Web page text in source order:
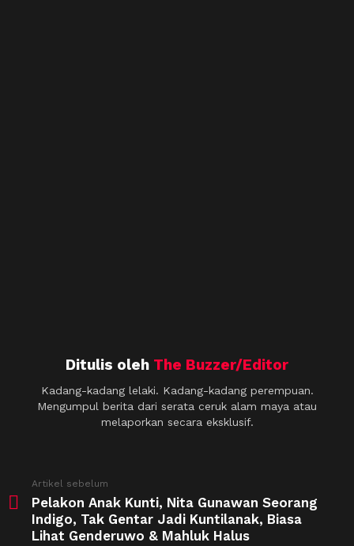
Ditulis oleh The Buzzer/Editor
Kadang-kadang lelaki. Kadang-kadang perempuan.
Mengumpul berita dari serata ceruk alam maya atau
melaporkan secara eksklusif.
more
Artikel sebelum
Pelakon Anak Kunti, Nita Gunawan Seorang
Indigo, Tak Gentar Jadi Kuntilanak, Biasa
Lihat Genderuwo & Mahluk Halus